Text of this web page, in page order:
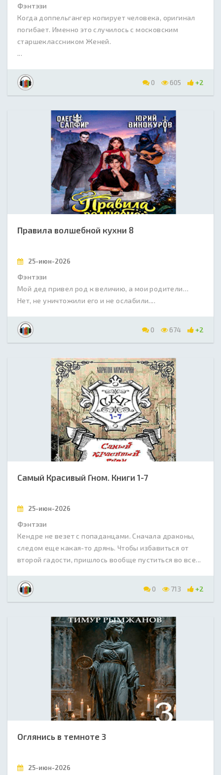
Фэнтэзи
Когда доппельгангер копирует человека, оригинал
погибает. Именно это случилось с московским
старшеклассником Женей.
...
0 605 +2
Правила волшебной кухни 8
25-июн-2026
Фэнтэзи
Мой дед привел род к величию, а мои родители…
Нет, не уничтожили его и не ослабили....
0 674 +2
Самый Красивый Гном. Книги 1-7
25-июн-2026
Фэнтэзи
Кендре не везет с попаданцами. Сначала драконы,
следом еще какая-то дрянь. Чтобы избавиться от
второй гадости, пришлось вообще пуститься во все...
0 713 +2
Оглянись в темноте 3
25-июн-2026